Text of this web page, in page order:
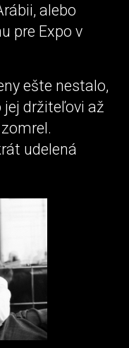
alebo
pre Expo v
ešte nestalo,
jej držiteľovi až
udelená